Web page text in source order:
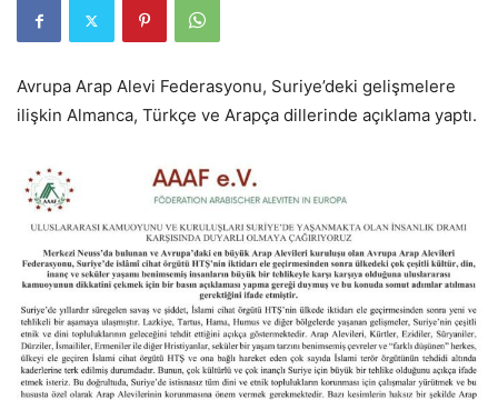
Avrupa Arap Alevi Federasyonu, Suriye’deki gelişmelere
ilişkin Almanca, Türkçe ve Arapça dillerinde açıklama yaptı.